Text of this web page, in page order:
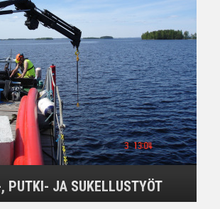
PUTKI- JA SUKELLUSTYÖT